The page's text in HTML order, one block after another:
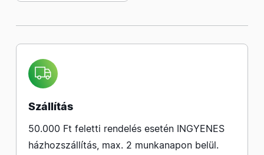
Szállítás
50.000 Ft feletti rendelés esetén INGYENES
házhozszállítás, max. 2 munkanapon belül.